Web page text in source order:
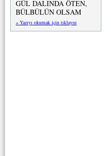
GÜL DALINDA ÖTEN,
BÜLBÜLÜN OLSAM
» Yazıyı okumak için tıklayın